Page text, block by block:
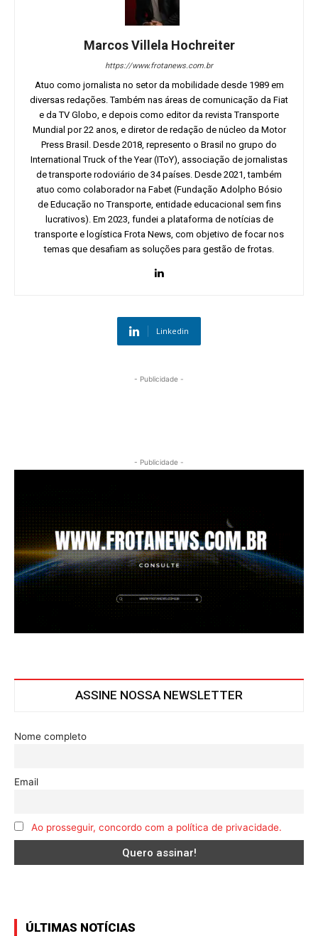
Marcos Villela Hochreiter
https://www.frotanews.com.br
Atuo como jornalista no setor da mobilidade desde 1989 em
diversas redações. Também nas áreas de comunicação da Fiat
e da TV Globo, e depois como editor da revista Transporte
Mundial por 22 anos, e diretor de redação de núcleo da Motor
Press Brasil. Desde 2018, represento o Brasil no grupo do
International Truck of the Year (IToY), associação de jornalistas
de transporte rodoviário de 34 países. Desde 2021, também
atuo como colaborador na Fabet (Fundação Adolpho Bósio
de Educação no Transporte, entidade educacional sem fins
lucrativos). Em 2023, fundei a plataforma de notícias de
transporte e logística Frota News, com objetivo de focar nos
temas que desafiam as soluções para gestão de frotas.
Linkedin
- Publicidade -
- Publicidade -
ASSINE NOSSA NEWSLETTER
Nome completo
Email
Ao prosseguir, concordo com a política de privacidade.
ÚLTIMAS NOTÍCIAS